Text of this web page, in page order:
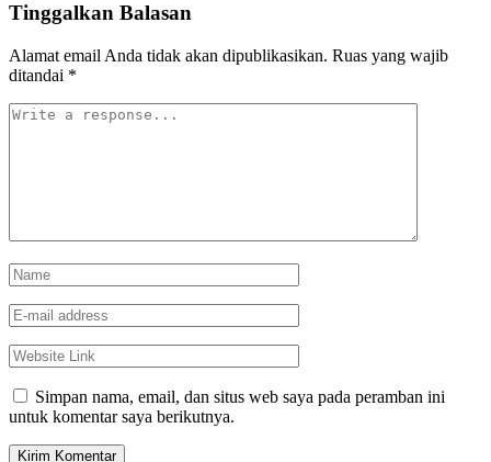
Tinggalkan Balasan
Alamat email Anda tidak akan dipublikasikan. Ruas yang wajib
ditandai *
Simpan nama, email, dan situs web saya pada peramban ini
untuk komentar saya berikutnya.